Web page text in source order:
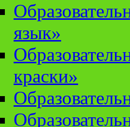
язык»
краски»